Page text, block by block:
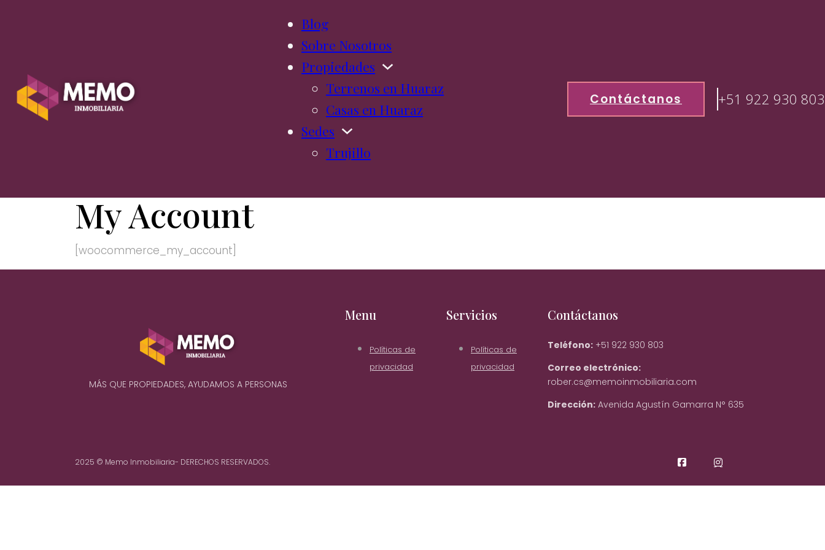
Blog
Sobre Nosotros
Propiedades
Terrenos en Huaraz
Casas en Huaraz
Sedes
Trujillo
Contáctanos +51 922 930 803
My Account
[woocommerce_my_account]
MÁS QUE PROPIEDADES, AYUDAMOS A PERSONAS
Menu
Políticas de
privacidad
Servicios
Políticas de
privacidad
Contáctanos
Teléfono: +51 922 930 803
Correo electrónico:
rober.cs@memoinmobiliaria.com
Dirección: Avenida Agustín Gamarra N° 635
2025 © Memo Inmobiliaria- DERECHOS RESERVADOS.